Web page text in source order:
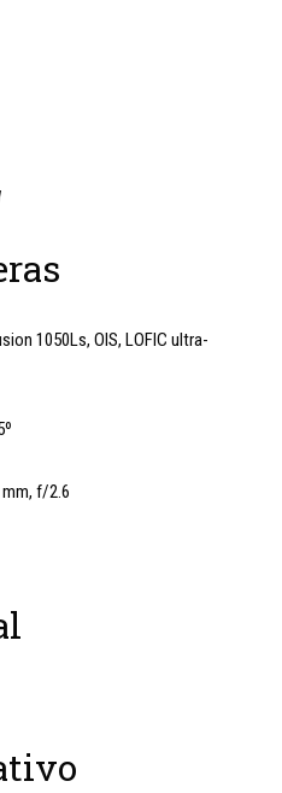
1050Ls, OIS, LOFIC ultra-
f/2.6